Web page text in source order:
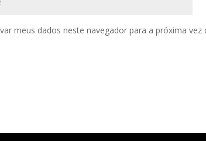
meus dados neste navegador para a próxima vez